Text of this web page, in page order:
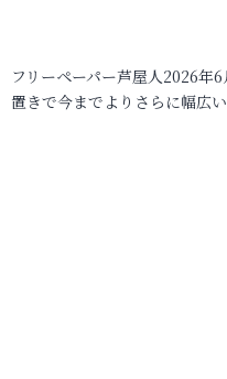
フリーペーパー芦屋人2026年
置きで今までよりさらに幅広